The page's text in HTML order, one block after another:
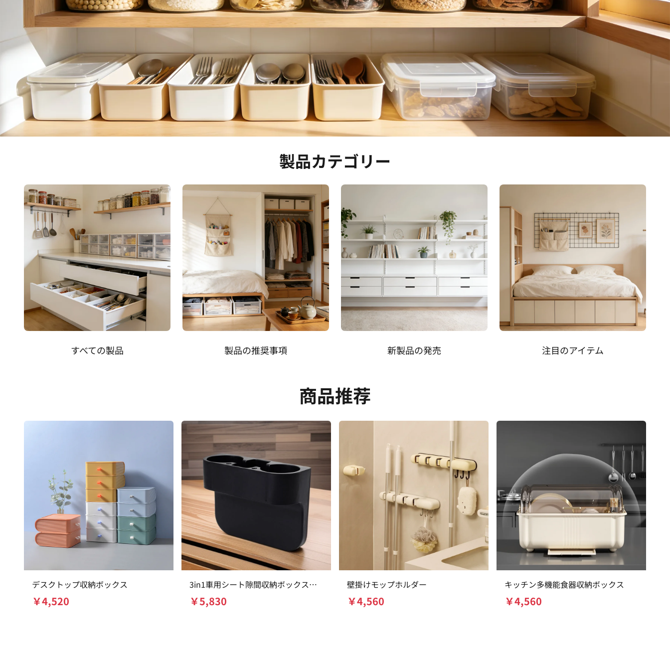
製品カテゴリー
すべての製品 製品の推奨事項 新製品の発売 注目のアイテム
商品推荐
デスクトップ収納ボックス
￥4,520
3in1車用シート隙間収納ボックス＆
防漏カップホルダー
￥5,830
壁掛けモップホルダー
￥4,560
キッチン多機能食器収納ボックス
￥4,560